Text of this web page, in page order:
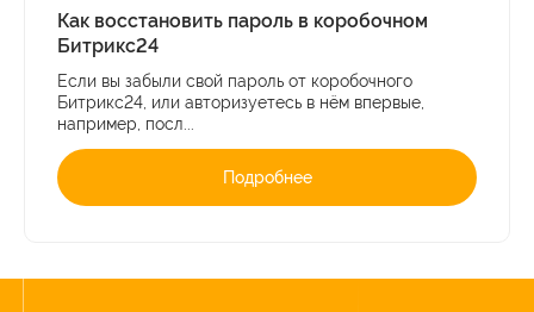
Как восстановить пароль в коробочном
Битрикс24
Если вы забыли свой пароль от коробочного
Битрикс24, или авторизуетесь в нём впервые,
например, посл...
Подробнее